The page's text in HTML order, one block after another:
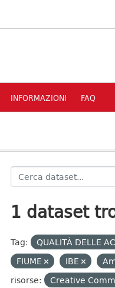
INFORMAZIONI FAQ
1 dataset
Tag: QUALITÀ DELLE
FIUME
IBE
risorse:
Creative